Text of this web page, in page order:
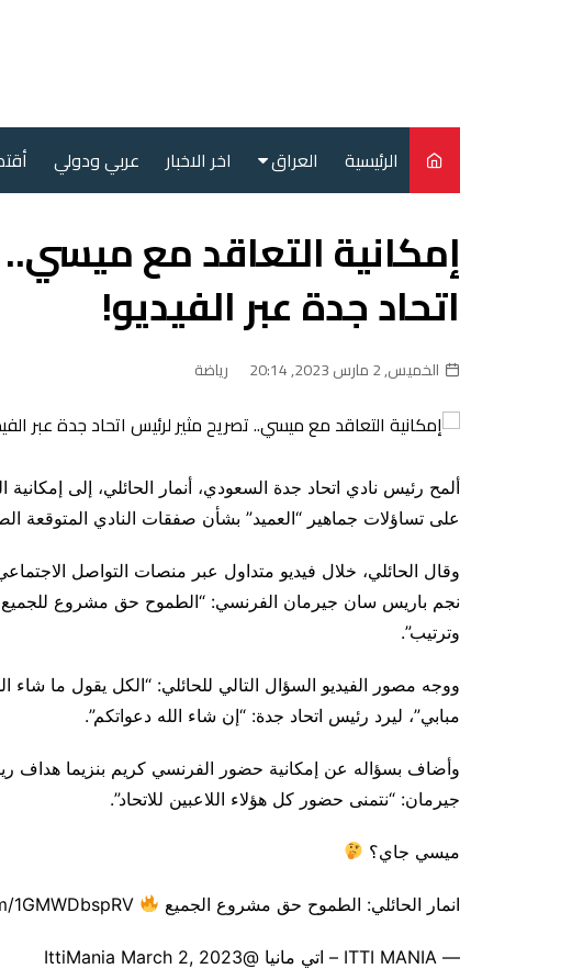
الرئيسية العراق
سياسة
محليات
اخر الاخبار عربي ودولي
إمكانية التعاقد مع
اتحاد جدة عبر الفيديو!
الخميس, 2 مارس 2023, 20:14 رياضة
ألمح رئيس نادي اتحاد جدة السعودي، أنمار الحائلي، إلى إمكانية
على تساؤلات جماهير “العميد” بشأن صفقات النادي المتوقعة
وقال الحائلي، خلال فيديو متداول عبر منصات التواصل
نجم باريس سان جيرمان الفرنسي: “الطموح حق مشروع للجميع،
وترتيب”.
ووجه مصور الفيديو السؤال التالي للحائلي: “الكل يقول ما شاء
مبابي”، ليرد رئيس اتحاد جدة: “إن شاء الله دعواتكم”.
وأضاف بسؤاله عن إمكانية حضور الفرنسي كريم بنزيما هداف
جيرمان: “نتمنى حضور كل هؤلاء اللاعبين للاتحاد”.
ميسي جاي؟
انمار الحائلي: الطموح حق مشروع الجميع pic.twitter.com/1GMWDbspRV
— ITTI MANIA – اتي مانيا @IttiMania March 2, 2023